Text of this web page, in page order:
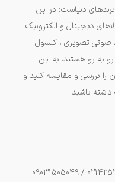
دنیاست؛ در این
دیجیتال و الکترونیک
صوتی تصویری ، کنسول
به رو هستند. به این
را بررسی و مقایسه کنید و
باشید.